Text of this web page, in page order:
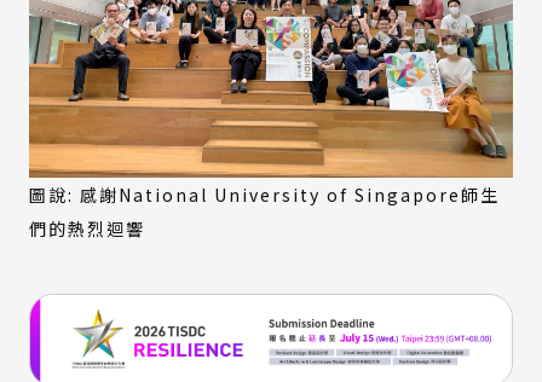
圖說: 感謝National University of Singapore師生
們的熱烈迴響